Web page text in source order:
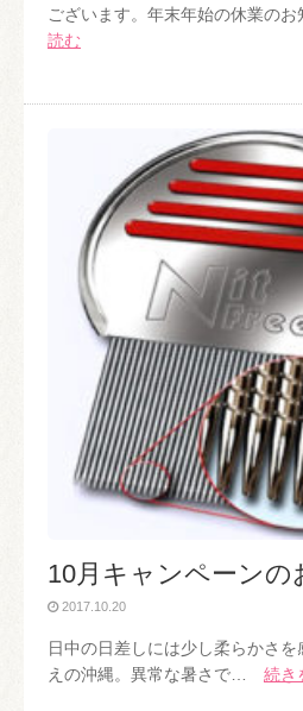
ございます。年末年始の休業の
読む
10月キャンペーンの
2017.10.20
日中の日差しには少し柔らかさ
えの沖縄。異常な暑さで… 続き